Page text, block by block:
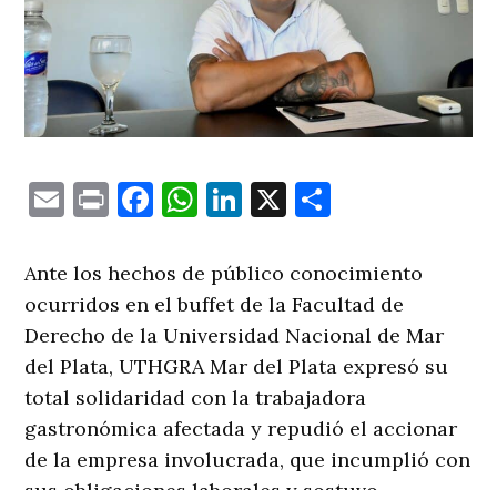
EmailPrintFacebook
WhatsApp
LinkedIn
X
Ante los hechos de público conocimiento
ocurridos en el buffet de la Facultad de
Derecho de la Universidad Nacional de Mar
del Plata, UTHGRA Mar del Plata expresó su
total solidaridad con la trabajadora
gastronómica afectada y repudió el accionar
de la empresa involucrada, que incumplió con